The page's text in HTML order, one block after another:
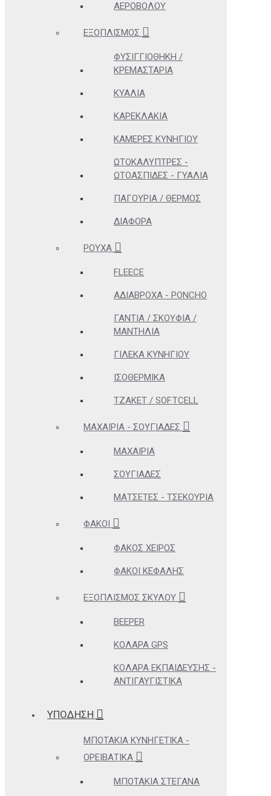
ΑΕΡΟΒΌΛΟΥ
ΕΞΟΠΛΙΣΜΌΣ
ΦΥΣΙΓΓΙΟΘΉΚΗ /
ΚΡΕΜΑΣΤΆΡΙΑ
ΚΥΆΛΙΑ
ΚΑΡΕΚΛΆΚΙΑ
ΚΆΜΕΡΕΣ ΚΥΝΗΓΊΟΥ
ΩΤΟΚΑΛΎΠΤΡΕΣ -
ΩΤΟΑΣΠΊΔΕΣ - ΓΥΑΛΙΆ
ΠΑΓΟΎΡΙΑ / ΘΕΡΜΌΣ
ΔΙΆΦΟΡΑ
ΡΟΎΧΑ
FLEECE
ΑΔΊΑΒΡΟΧΑ - PONCHO
ΓΆΝΤΙΑ / ΣΚΟΥΦΙΆ /
ΜΑΝΤΉΛΙΑ
ΓΙΛΈΚΑ ΚΥΝΗΓΊΟΥ
ΙΣΟΘΕΡΜΙΚΆ
ΤΖΆΚΕΤ / SOFTCELL
ΜΑΧΑΊΡΙΑ - ΣΟΥΓΙΆΔΕΣ
ΜΑΧΑΊΡΙΑ
ΣΟΥΓΙΆΔΕΣ
ΜΑΤΣΈΤΕΣ - ΤΣΕΚΟΎΡΙΑ
ΦΑΚΟΊ
ΦΑΚΌΣ ΧΕΙΡΌΣ
ΦΑΚΟΊ ΚΕΦΑΛΉΣ
ΕΞΟΠΛΙΣΜΌΣ ΣΚΎΛΟΥ
BEEPER
ΚΟΛΆΡΑ GPS
ΚΟΛΆΡΑ ΕΚΠΑΊΔΕΥΣΗΣ -
ΑΝΤΙΓΑΥΓΙΣΤΙΚΆ
ΥΠΟΔΗΣΗ
ΜΠΟΤΆΚΙΑ ΚΥΝΗΓΕΤΙΚΆ -
ΟΡΕΙΒΑΤΙΚΆ
ΜΠΟΤΆΚΙΑ ΣΤΕΓΑΝΆ